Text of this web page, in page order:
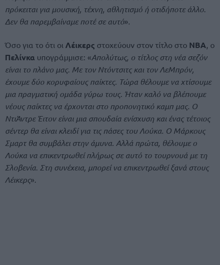
πρόκειται για μουσική, τέχνη, αθλητισμό ή οτιδήποτε άλλο.
Δεν θα παρεμβαίναμε ποτέ σε αυτό».
Όσο για το ότι οι Λέικερς στοχεύουν στον τίτλο στο NBA , ο
Πελίνκα υπογράμμισε: «Απολύτως, ο τίτλος στη νέα σεζόν
είναι το πλάνο μας. Με τον Ντόντσιτς και τον ΛεΜπρόν,
έχουμε δύο κορυφαίους παίκτες. Τώρα θέλουμε να χτίσουμε
μια πραγματική ομάδα γύρω τους. Ήταν καλό να βλέπουμε
νέους παίκτες να έρχονται στο προπονητικό καμπ μας. Ο
ΝτιΆντρε Έιτον είναι μια σπουδαία ενίσχυση και ένας τέτοιος
σέντερ θα είναι κλειδί για τις πάσες του Λούκα. Ο Μάρκους
Σμαρτ θα συμβάλει στην άμυνα. Αλλά πρώτα, θέλουμε ο
Λούκα να επικεντρωθεί πλήρως σε αυτό το τουρνουά με τη
Σλοβενία. Στη συνέχεια, μπορεί να επικεντρωθεί ξανά στους
Λέικερς».